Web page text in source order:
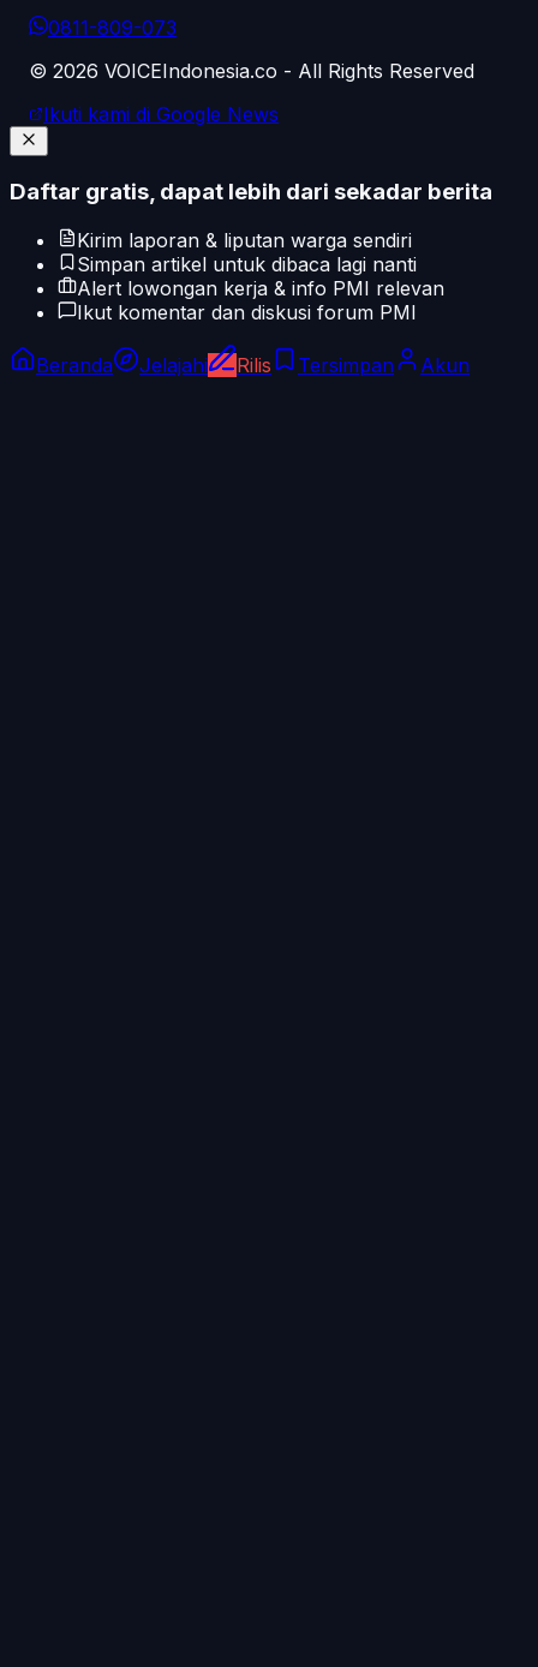
0811-809-073
© 2026 VOICEIndonesia.co - All Rights Reserved
Ikuti kami di Google News
Daftar gratis, dapat lebih dari sekadar berita
Kirim laporan & liputan warga sendiri
Simpan artikel untuk dibaca lagi nanti
Alert lowongan kerja & info PMI relevan
Ikut komentar dan diskusi forum PMI
Beranda Jelajahi Rilis Tersimpan Akun